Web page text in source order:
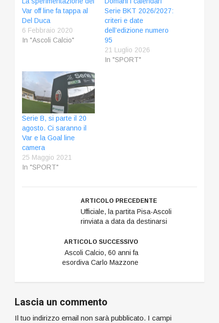
Var off line fa tappa al
Del Duca
6 Febbraio 2020
In "Ascoli Calcio"
Serie BKT 2026/2027:
criteri e date
dell’edizione numero
95
21 Luglio 2026
In "SPORT"
Serie B, si parte il 20
agosto. Ci saranno il
Var e la Goal line
camera
25 Maggio 2021
In "SPORT"
ARTICOLO PRECEDENTE
Ufficiale, la partita Pisa-Ascoli
rinviata a data da destinarsi
ARTICOLO SUCCESSIVO
Ascoli Calcio, 60 anni fa
esordiva Carlo Mazzone
Lascia un commento
Il tuo indirizzo email non sarà pubblicato. I campi